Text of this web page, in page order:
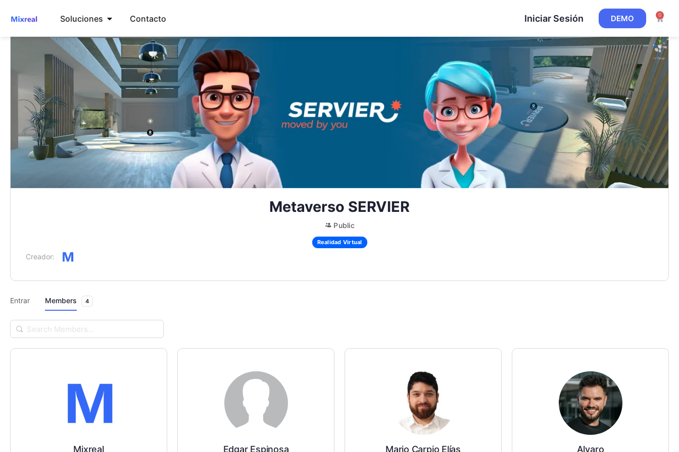
Soluciones Contacto Iniciar Sesión DEMO 0
Metaverso SERVIER
Public
Realidad Virtual
Creador:
Entrar Members 4
Search
Members…
Mixreal Edgar Espinosa Mario Carpio Elías Alvaro